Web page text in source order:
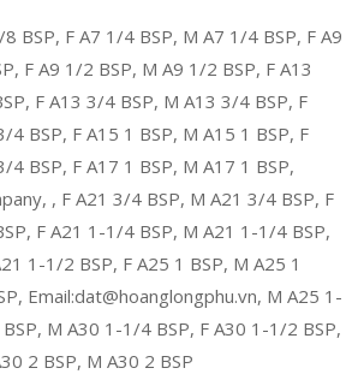
BSP, F A7 1/4 BSP, M A7 1/4 BSP, F A9
F A9 1/2 BSP, M A9 1/2 BSP, F A13
F A13 3/4 BSP, M A13 3/4 BSP, F
BSP, F A15 1 BSP, M A15 1 BSP, F
BSP, F A17 1 BSP, M A17 1 BSP,
, F A21 3/4 BSP, M A21 3/4 BSP, F
F A21 1-1/4 BSP, M A21 1-1/4 BSP,
1-1/2 BSP, F A25 1 BSP, M A25 1
Email:dat@hoanglongphu.vn, M A25 1-
M A30 1-1/4 BSP, F A30 1-1/2 BSP,
2 BSP, M A30 2 BSP